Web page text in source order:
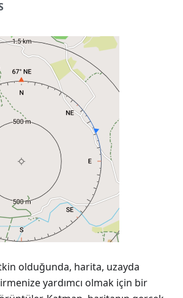
olduğunda, harita, uzayda
yardımcı olmak için bir